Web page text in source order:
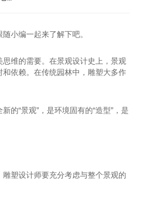
小编一起来了解下吧。
维的需要。在景观设计史上，景观
依赖。在传统园林中，雕塑大多作
的“景观”，是环境固有的“造型”，是
塑设计师要充分考虑与整个景观的